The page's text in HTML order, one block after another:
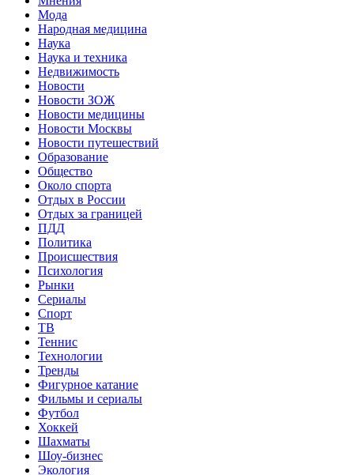
Мода
Народная медицина
Наука
Наука и техника
Недвижимость
Новости
Новости ЗОЖ
Новости медицины
Новости Москвы
Новости путешествий
Образование
Общество
Около спорта
Отдых в России
Отдых за границей
ПДД
Политика
Происшествия
Психология
Рынки
Сериалы
Спорт
ТВ
Теннис
Технологии
Тренды
Фигурное катание
Фильмы и сериалы
Футбол
Хоккей
Шахматы
Шоу-бизнес
Экология